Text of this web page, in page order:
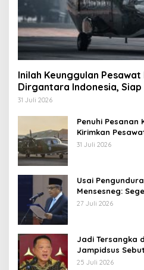
Inilah Keunggulan Pesawat
Dirgantara Indonesia,
Operasi TNI
31 Juli 2026
Penuhi Pesanan
Kirimkan
AU
31 Juli 2026
Usai
Mensesneg:
Pemberhentian
27 Juli 2026
Jadi Tersangka
Jampidsus
Kriminalisasi
25 Juli 2026